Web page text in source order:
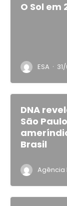
O Sol em
ESA ·
DNA
São
Brasil
Agência